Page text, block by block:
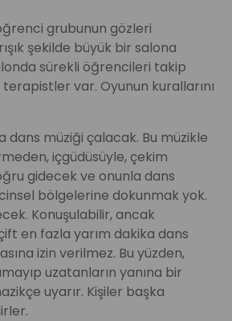
grubunun gözleri
şekilde büyük bir salona
sürekli öğrencileri takip
var. Oyunun kurallarını
dans müziği çalacak. Bu müzikle
içgüdüsüyle, çekim
gidecek ve onunla dans
bölgelerine dokunmak yok.
Konuşulabilir, ancak
en fazla yarım dakika dans
izin verilmez. Bu yüzden,
uzatanların yanına bir
uyarır. Kişiler başka